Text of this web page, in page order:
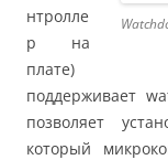
нтролле
р на
плате)
поддерживает
позволяет
который